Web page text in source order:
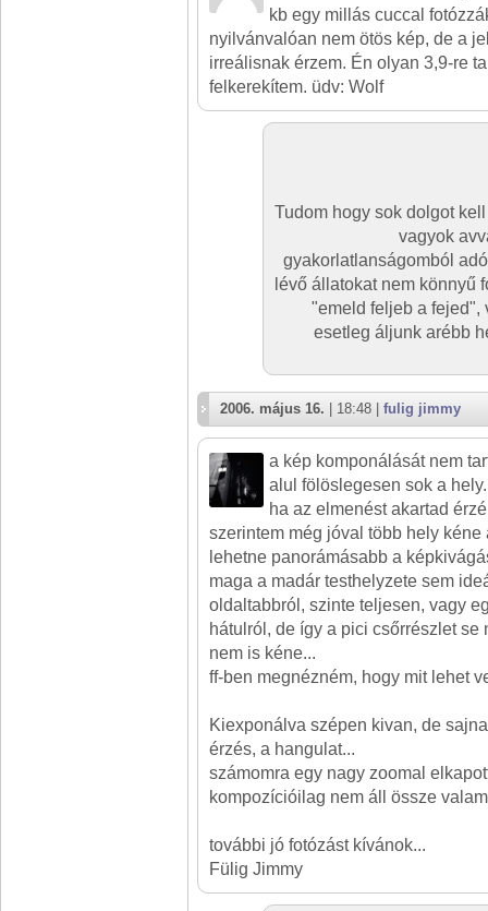
kb egy millás cuccal
nyilvánvalóan nem ötös kép, de a
irreálisnak érzem. Én olyan 3,9-re
felkerekítem. üdv: Wolf
Tudom hogy sok dolgot
vagyok
gyakorlatlanságomból
lévő állatokat nem könnyű
"emeld feljeb a fejed",
esetleg áljunk arébb
2006. május 16. | 18:48 | fulig jimmy
a kép komponálását nem
alul fölöslegesen sok a
ha az elmenést akartad
szerintem még jóval több hely kéne
lehetne panorámásabb a
maga a madár testhelyzete sem
oldaltabbról, szinte teljesen, vagy
hátulról, de így a pici csőrrészlet se
nem is kéne...
ff-ben megnézném, hogy mit lehet
Kiexponálva szépen kivan, de
érzés, a hangulat...
számomra egy nagy zoomal
kompozícióilag nem áll össze
további jó fotózást kívánok...
Fülig Jimmy